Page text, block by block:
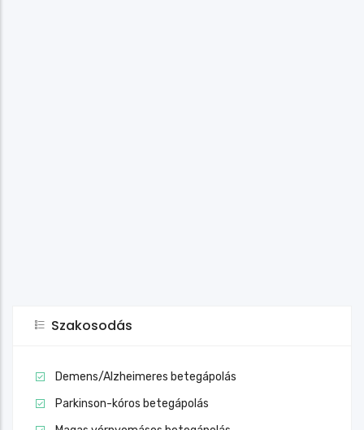
Szakosodás
Demens/Alzheimeres betegápolás
Parkinson-kóros betegápolás